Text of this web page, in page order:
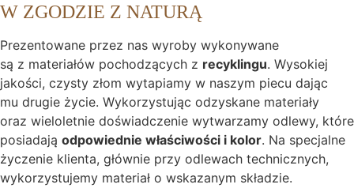
W ZGODZIE Z NATURĄ
Prezentowane przez nas wyroby wykonywane
są z materiałów pochodzących z recyklingu. Wysokiej
jakości, czysty złom wytapiamy w naszym piecu dając
mu drugie życie. Wykorzystując odzyskane materiały
oraz wieloletnie doświadczenie wytwarzamy odlewy, które
posiadają odpowiednie właściwości i kolor. Na specjalne
życzenie klienta, głównie przy odlewach technicznych,
wykorzystujemy materiał o wskazanym składzie.